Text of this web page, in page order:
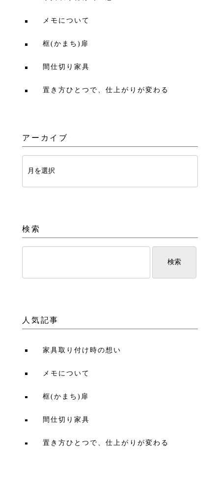
メモについて
框(かまち)扉
間仕切り家具
置き方ひとつで、仕上がりが変わる
アーカイブ
検索
人気記事
家具取り付け時の想い
メモについて
框(かまち)扉
間仕切り家具
置き方ひとつで、仕上がりが変わる